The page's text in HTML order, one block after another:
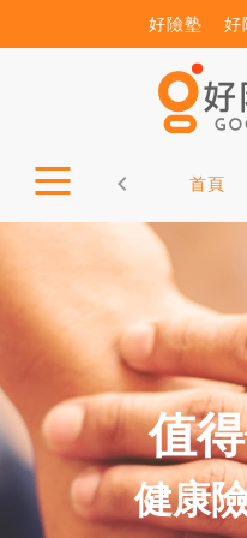
好險塾 好
首頁
值
健康